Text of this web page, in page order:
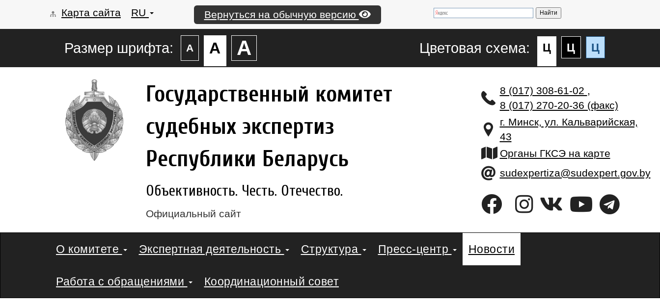
Карта сайта RU Вернуться на обычную версию
Размер шрифта: А А А Цветовая схема: Ц Ц Ц
Государственный комитет
судебных экспертиз
Республики Беларусь
Объективность. Честь. Отечество.
Официальный сайт
8 (017) 308-61-02 ,
8 (017) 270-20-36 (факс)
г. Минск, ул. Кальварийская,
43
Органы ГКСЭ на карте
sudexpertiza@sudexpert.gov.by
О комитете Экспертная деятельность Структура Пресс-центр Новости
Работа с обращениями Координационный совет